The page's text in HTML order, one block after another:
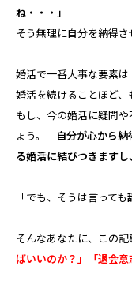
ね・・・」
そう無理に自分を納得
婚活で一番大事な要素
婚活を続けることほど、
もし、今の婚活に疑問
ょう。
自分が心から
る婚活に結びつきますし
「でも、そうは言っても
そんなあなたに、この
ばいいのか？」「退会意